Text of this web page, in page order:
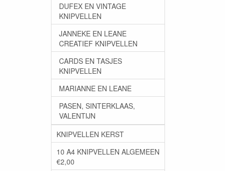
DUFEX EN VINTAGE
KNIPVELLEN
JANNEKE EN LEANE
CREATIEF KNIPVELLEN
CARDS EN TASJES
KNIPVELLEN
MARIANNE EN LEANE
PASEN, SINTERKLAAS,
VALENTIJN
KNIPVELLEN KERST
10 A4 KNIPVELLEN ALGEMEEN
€2,00